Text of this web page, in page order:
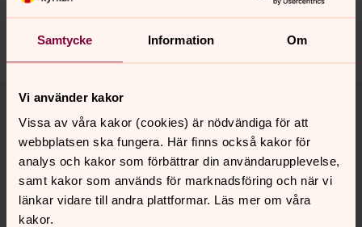
Samtycke Information Om
Vi använder kakor
Vissa av våra kakor (cookies) är nödvändiga för att
webbplatsen ska fungera. Här finns också kakor för
analys och kakor som förbättrar din användarupplevelse,
samt kakor som används för marknadsföring och när vi
länkar vidare till andra plattformar. Läs mer om våra
kakor.
orbyskeneforsamling@svenskakyrkan.se
Dela
Tillbaka till toppen
Tillbaka till innehållet
Kontakt